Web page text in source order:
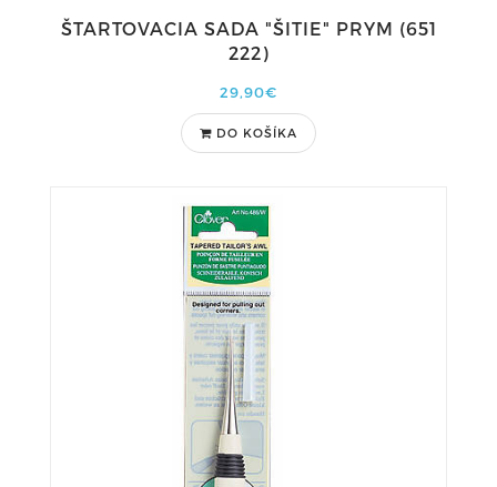
ŠTARTOVACIA SADA "ŠITIE" PRYM (651
222)
29,90€
DO KOŠÍKA